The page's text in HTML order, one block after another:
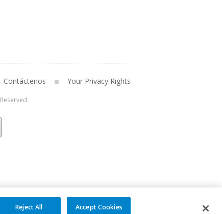
Contáctenos Your Privacy Rights
Reject All Accept Cookies